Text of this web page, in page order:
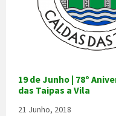
19 de Junho | 78º
das Taipas a Vila
21 Junho, 2018